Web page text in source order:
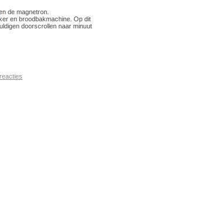
de magnetron.
en broodbakmachine. Op dit
doorscrollen naar minuut
reacties